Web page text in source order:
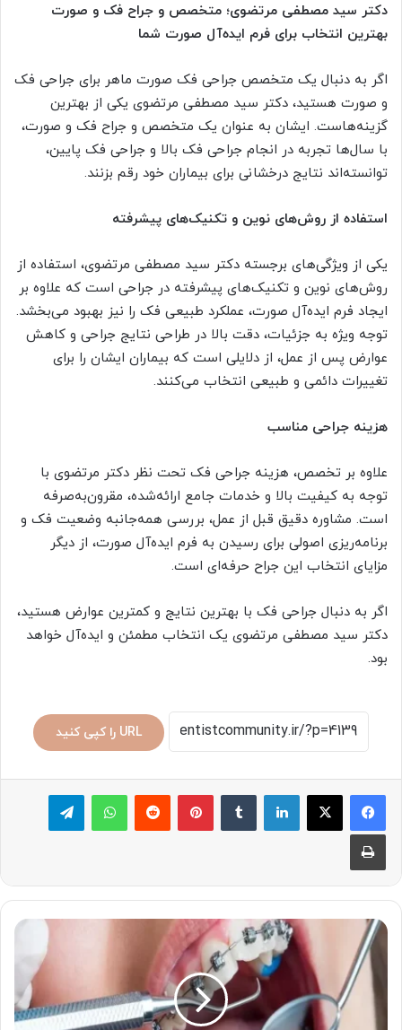
دکتر سید مصطفی مرتضوی؛ متخصص و جراح فک و صورت
بهترین انتخاب برای فرم ایده‌آل صورت شما
اگر به دنبال یک متخصص جراحی فک صورت ماهر برای جراحی فک
و صورت هستید، دکتر سید مصطفی مرتضوی یکی از بهترین
گزینه‌هاست. ایشان به عنوان یک متخصص و جراح فک و صورت،
با سال‌ها تجربه در انجام جراحی فک بالا و جراحی فک پایین،
توانسته‌اند نتایج درخشانی برای بیماران خود رقم بزنند.
استفاده از روش‌های نوین و تکنیک‌های پیشرفته
یکی از ویژگی‌های برجسته دکتر سید مصطفی مرتضوی، استفاده از
روش‌های نوین و تکنیک‌های پیشرفته در جراحی است که علاوه بر
ایجاد فرم ایده‌آل صورت، عملکرد طبیعی فک را نیز بهبود می‌بخشد.
توجه ویژه به جزئیات، دقت بالا در طراحی نتایج جراحی و کاهش
عوارض پس از عمل، از دلایلی است که بیماران ایشان را برای
تغییرات دائمی و طبیعی انتخاب می‌کنند.
هزینه جراحی مناسب
علاوه بر تخصص، هزینه جراحی فک تحت نظر دکتر مرتضوی با
توجه به کیفیت بالا و خدمات جامع ارائه‌شده، مقرون‌به‌صرفه
است. مشاوره دقیق قبل از عمل، بررسی همه‌جانبه وضعیت فک و
برنامه‌ریزی اصولی برای رسیدن به فرم ایده‌آل صورت، از دیگر
مزایای انتخاب این جراح حرفه‌ای است.
اگر به دنبال جراحی فک با بهترین نتایج و کمترین عوارض هستید،
دکتر سید مصطفی مرتضوی یک انتخاب مطمئن و ایده‌آل خواهد
بود.
URL را کپی کنید
لینکدین ‫تامبلر پینترست‫رددیت واتس آپ تلگرام
چاپ
جلوگیری
پوسیدگی
ارتودنسی